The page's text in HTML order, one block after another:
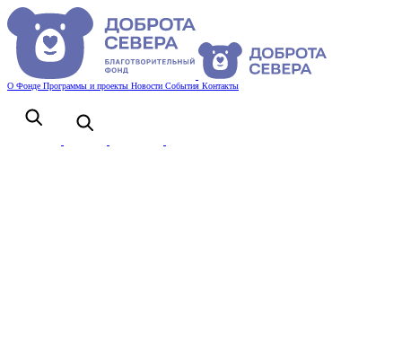
О Фонде Программы и проекты Новости События Контакты